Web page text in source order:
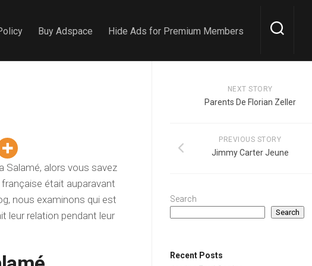
Buy Adspace Hide Ads for Premium Members
Salamé, alors vous savez
était auparavant
nous examinons qui est
leur relation pendant leur
NEXT STORY
Parents De Florian Zeller
PREVIOUS STORY
Jimmy Carter Jeune
Search
Search
Recent Posts